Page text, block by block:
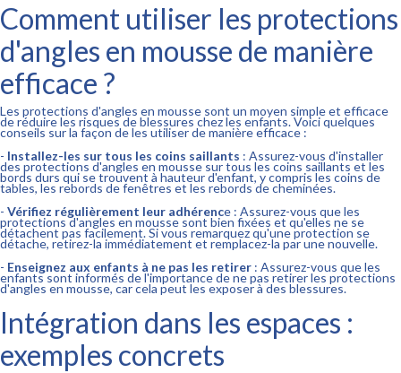
Comment utiliser les protections
d'angles en mousse de manière
efficace ?
Les protections d'angles en mousse sont un moyen simple et efficace
de réduire les risques de blessures chez les enfants. Voici quelques
conseils sur la façon de les utiliser de manière efficace :
- Installez-les sur tous les coins saillants : Assurez-vous d'installer
des protections d'angles en mousse sur tous les coins saillants et les
bords durs qui se trouvent à hauteur d'enfant, y compris les coins de
tables, les rebords de fenêtres et les rebords de cheminées.
- Vérifiez régulièrement leur adhérence : Assurez-vous que les
protections d'angles en mousse sont bien fixées et qu'elles ne se
détachent pas facilement. Si vous remarquez qu'une protection se
détache, retirez-la immédiatement et remplacez-la par une nouvelle.
- Enseignez aux enfants à ne pas les retirer : Assurez-vous que les
enfants sont informés de l'importance de ne pas retirer les protections
d'angles en mousse, car cela peut les exposer à des blessures.
Intégration dans les espaces :
exemples concrets